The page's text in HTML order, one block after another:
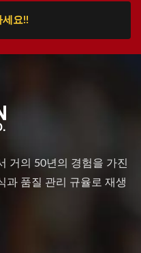
세요!!
거의 50년의 경험을 가진
과 품질 관리 규율로 재생